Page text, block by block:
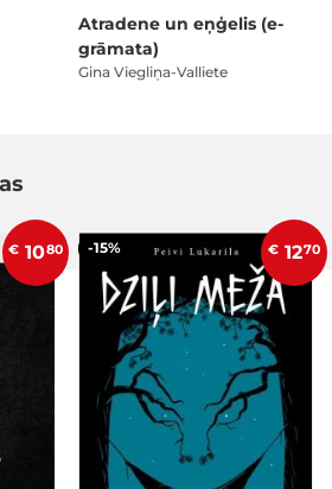
Atradene un eņģelis (e-
grāmata)
Gina Viegliņa-Valliete
€ 1080 -15% € 1270